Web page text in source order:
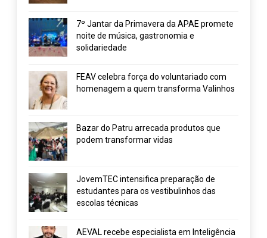
7º Jantar da Primavera da APAE promete
noite de música, gastronomia e
solidariedade
FEAV celebra força do voluntariado com
homenagem a quem transforma Valinhos
Bazar do Patru arrecada produtos que
podem transformar vidas
JovemTEC intensifica preparação de
estudantes para os vestibulinhos das
escolas técnicas
AEVAL recebe especialista em Inteligência